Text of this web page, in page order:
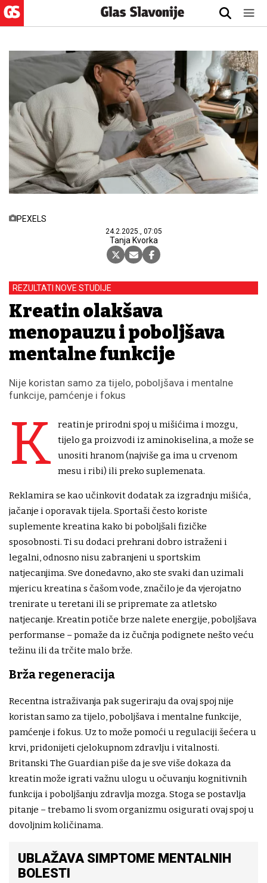
PEXELS
24.2.2025., 07:05
Tanja Kvorka
REZULTATI NOVE STUDIJE
Kreatin olakšava
menopauzu i poboljšava
mentalne funkcije
Nije koristan samo za tijelo, poboljšava i mentalne
funkcije, pamćenje i fokus
K
reatin je prirodni spoj u mišićima i mozgu,
tijelo ga proizvodi iz aminokiselina, a može se
unositi hranom (najviše ga ima u crvenom
mesu i ribi) ili preko suplemenata.
Reklamira se kao učinkovit dodatak za izgradnju mišića,
jačanje i oporavak tijela. Sportaši često koriste
suplemente kreatina kako bi poboljšali fizičke
sposobnosti. Ti su dodaci prehrani dobro istraženi i
legalni, odnosno nisu zabranjeni u sportskim
natjecanjima. Sve donedavno, ako ste svaki dan uzimali
mjericu kreatina s čašom vode, značilo je da vjerojatno
trenirate u teretani ili se pripremate za atletsko
natjecanje. Kreatin potiče brze nalete energije, poboljšava
performanse – pomaže da iz čučnja podignete nešto veću
težinu ili da trčite malo brže.
Brža regeneracija
Recentna istraživanja pak sugeriraju da ovaj spoj nije
koristan samo za tijelo, poboljšava i mentalne funkcije,
pamćenje i fokus. Uz to može pomoći u regulaciji šećera u
krvi, pridonijeti cjelokupnom zdravlju i vitalnosti.
Britanski The Guardian piše da je sve više dokaza da
kreatin može igrati važnu ulogu u očuvanju kognitivnih
funkcija i poboljšanju zdravlja mozga. Stoga se postavlja
pitanje – trebamo li svom organizmu osigurati ovaj spoj u
dovoljnim količinama.
UBLAŽAVA SIMPTOME MENTALNIH
BOLESTI